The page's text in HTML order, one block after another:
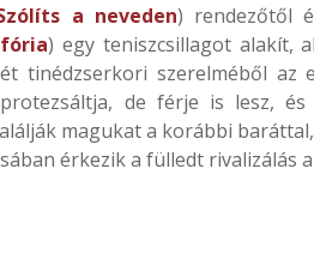
a neveden) rendezőtől
) egy teniszcsillagot alakít,
tinédzserkori szerelméből az
de férje is lesz,
magukat a korábbi
érkezik a fülledt rivalizálás